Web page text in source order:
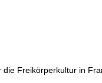
Freikörperkultur in